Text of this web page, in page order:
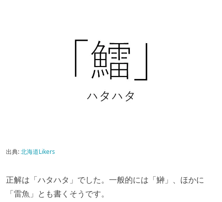
出典:北海道Likers
正解は「ハタハタ」でした。一般的には「鰰」、ほかに
「雷魚」とも書くそうです。